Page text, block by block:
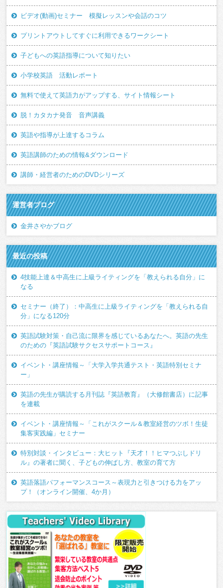
ビデオ(動画)セミナー 模擬レッスンや会話のコツ
プリントアウトしてすぐに利用できるワークシート
子どもへの英語指導について知りたい
小学校英語 活動レポート
無料で使えて英語力がアップする、サイト情報シート
脱！カタカナ発音 音声講義
英語や指導が上達するコラム
英語講師のための情報&ダウンロード
講師・経営者のためのDVDシリーズ
運営者ブログ
金井さやかブログ
最近の投稿
4技能上達＆中高生に上級ライティングを「教えられる自分」に
なる
セミナー（終了）：中高生に上級ライティングを「教えられる自
分」になる120分
英語試験対策・自己流に限界を感じているあなたへ。英語の先生
のための『英語試験サクセスサポートコース』
イベント・講座情報～「大学入学共通テスト・英語特別セミナ
ー」
英語の先生が購読する月刊誌『英語教育』（大修館書店）に記事
を連載
イベント・講座情報～「これがスクール＆教室経営のツボ！生徒
集客実践編」セミナー
特別対談・インタビュー：大ヒット『天才！！ヒマつぶしドリ
ル』の著者に聞く、子どもの伸ばし方、教室の育て方
英語落語パフォーマンスコース～表現力と引きつける力をアッ
プ！（オンライン開催、4か月）